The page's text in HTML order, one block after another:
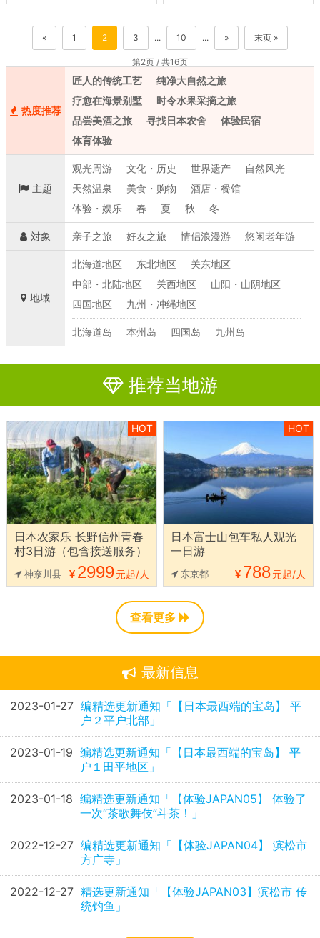
第2页 / 共16页
« 1 2 3 ... 10 ... » 末页 »
热度推荐
匠人的传统工艺
纯净大自然之旅
疗愈在海景别墅
时令水果采摘之旅
品尝美酒之旅
寻找日本农舍
体验民宿
体育体验
主题
观光周游 文化・历史 世界遗产
自然风光
天然温泉
美食・购物
酒店・餐馆
体验・娱乐
春 夏 秋 冬
対象 亲子之旅 好友之旅 情侣浪漫游 悠闲老年游
地域
北海道地区 东北地区
关东地区
中部・北陆地区
关西地区
山阳・山阴地区
四国地区
九州・冲绳地区
北海道岛 本州岛 四国岛 九州岛
推荐当地游
HOT
日本农家乐 长野信州青春
村3日游（包含接送服务）
神奈川县 2999元起/人
HOT
日本富士山包车私人观光
一日游
东京都 788元起/人
查看更多
最新信息
2023-01-27 编精选更新通知「【日本最西端的宝岛】 平
户２平户北部」
2023-01-19 编精选更新通知「【日本最西端的宝岛】 平
户１田平地区」
2023-01-18 编精选更新通知「【体验JAPAN05】 体验了
一次“茶歌舞伎”斗茶！」
2022-12-27 编精选更新通知「【体验JAPAN04】 滨松市
方广寺」
2022-12-27 精选更新通知「【体验JAPAN03】滨松市 传
统钓鱼」